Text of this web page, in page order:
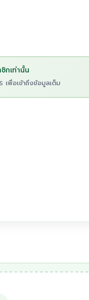
กเท่านั้น
เพื่อเข้าถึงข้อมูลเต็ม